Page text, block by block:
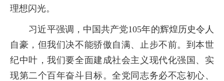
理想闪光。
习近平强调，中国共产党105年的辉煌历史令人
自豪，但我们决不能骄傲自满、止步不前。到本世
纪中叶，我们要全面建成社会主义现代化强国、实
现第二个百年奋斗目标。全党同志务必不忘初心、